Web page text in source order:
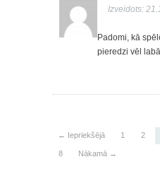
Izveidots:
Padomi, kā
pieredzi vēl
← Iepriekšējā 1 2
8 Nākamā →